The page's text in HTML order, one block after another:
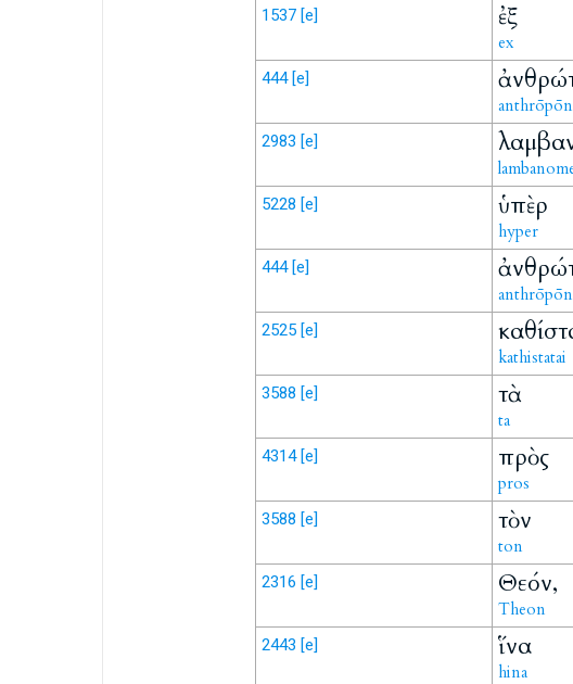
1537 [e] ἐξ
ex
444 [e]
anthrōpōn
2983 [e]
5228 [e] ὑπὲρ
hyper
444 [e]
anthrōpōn
2525 [e]
kathistatai
3588 [e] τὰ
ta
4314 [e] πρὸς
pros
3588 [e] τὸν
ton
2316 [e] Θεόν,
Theon
2443 [e] ἵνα
hina